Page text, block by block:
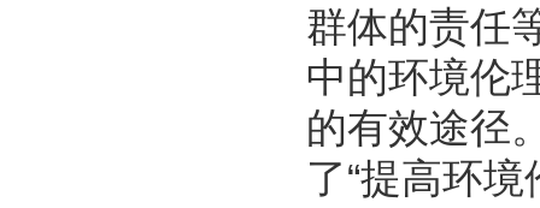
群体的责任
中的环境伦
的有效途径
了“提高环